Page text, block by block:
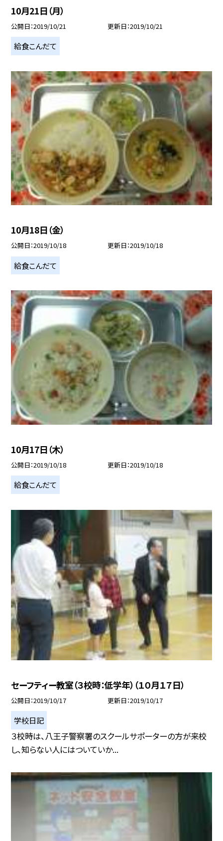
10月21日（月）
公開日 2019/10/21 更新日 2019/10/21
給食こんだて
10月18日（金）
公開日 2019/10/18 更新日 2019/10/18
給食こんだて
10月17日（木）
公開日 2019/10/18 更新日 2019/10/18
給食こんだて
セーフティー教室（３校時：低学年）（１０月１７日）
公開日 2019/10/17 更新日 2019/10/17
学校日記
３校時は、八王子警察署のスクールサポーターの方が来校
し、知らない人にはついていか...